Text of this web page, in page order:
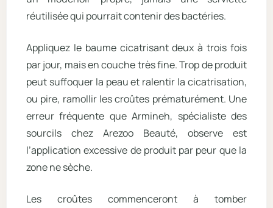
réutilisée qui pourrait contenir des bactéries.
Appliquez le baume cicatrisant deux à trois fois
par jour, mais en couche très fine. Trop de produit
peut suffoquer la peau et ralentir la cicatrisation,
ou pire, ramollir les croûtes prématurément. Une
erreur fréquente que Armineh, spécialiste des
sourcils chez Arezoo Beauté, observe est
l’application excessive de produit par peur que la
zone ne sèche.
Les croûtes commenceront à tomber